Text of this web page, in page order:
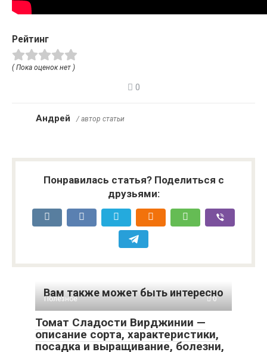
Рейтинг
( Пока оценок нет )
0
Андрей / автор статьи
Понравилась статья? Поделиться с
друзьями:
Вам также может быть интересно
Полезное 0
Томат Сладости Вирджинии —
описание сорта, характеристики,
посадка и выращивание, болезни,